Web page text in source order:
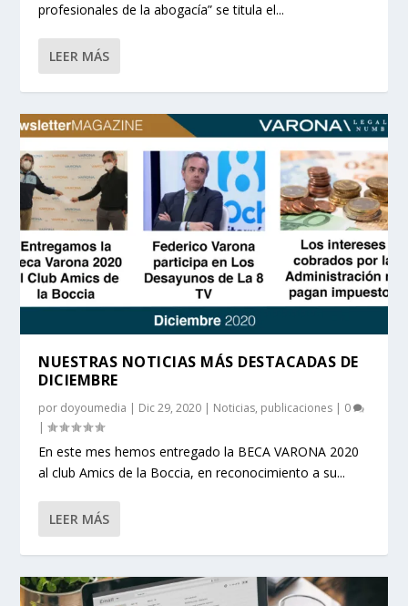
profesionales de la abogacía” se titula el...
LEER MÁS
NUESTRAS NOTICIAS MÁS DESTACADAS DE
DICIEMBRE
por doyoumedia | Dic 29, 2020 | Noticias, publicaciones | 0
|
En este mes hemos entregado la BECA VARONA 2020
al club Amics de la Boccia, en reconocimiento a su...
LEER MÁS